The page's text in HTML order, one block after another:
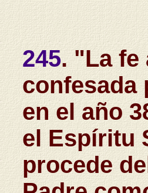
245. "La fe
confesada
en el año
el Espíritu
procede